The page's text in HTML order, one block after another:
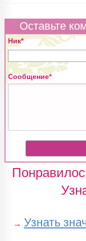
Оставьте
Ник*
Сообщение*
→ Узнать